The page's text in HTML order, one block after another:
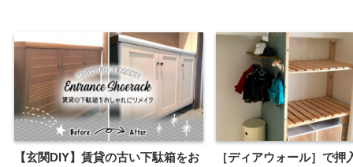
【玄関DIY】賃貸の古い下駄箱をお
［ディアウォール］で押